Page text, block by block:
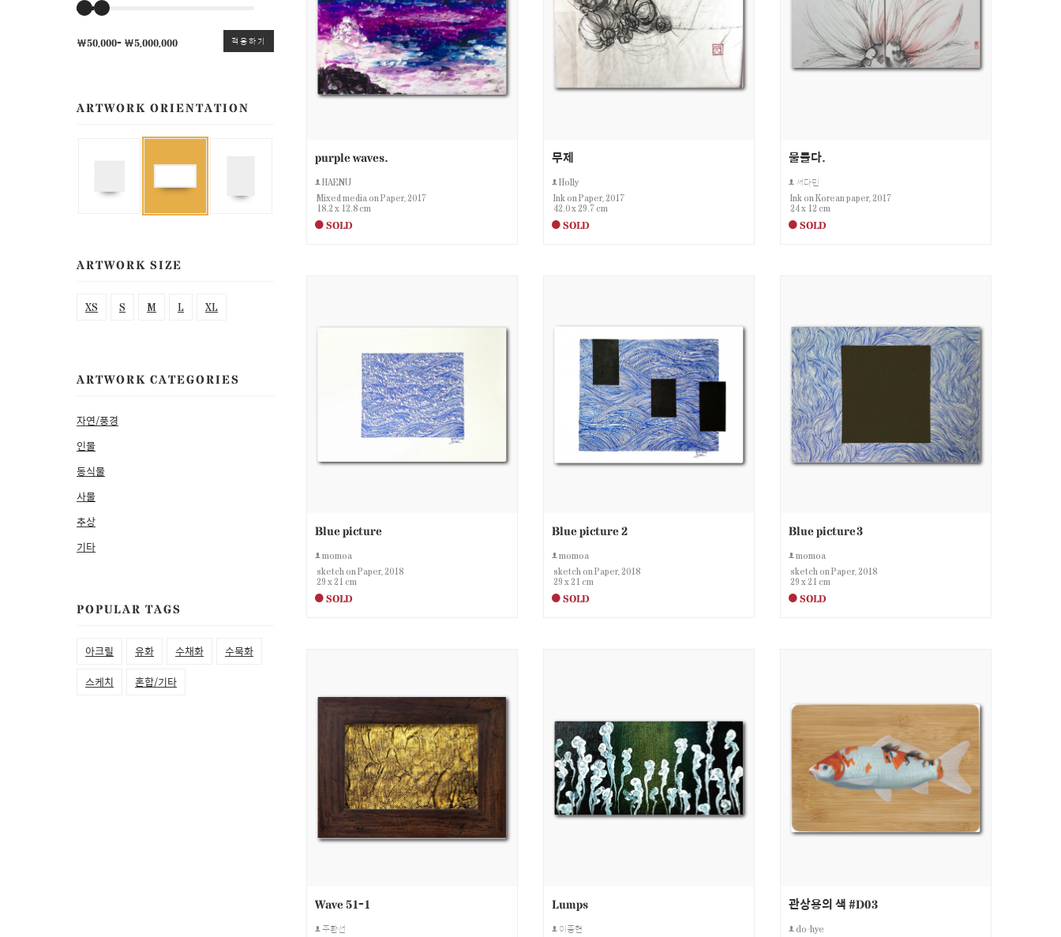
￦50,000-￦5,000,000 적용하기
ARTWORK ORIENTATION
ARTWORK SIZE
XS S M L XL
ARTWORK CATEGORIES
자연/풍경
인물
동식물
사물
추상
기타
POPULAR TAGS
아크릴 유화 수채화
수묵화
스케치
혼합/기타
purple waves.
HAENU
Mixed media on Paper, 2017
18.2 x 12.8 cm
SOLD
무제
Holly
Ink on Paper, 2017
42.0 x 29.7 cm
SOLD
물들다.
서다민
Ink on Korean paper, 2017
24 x 12 cm
SOLD
Blue picture
momoa
sketch on Paper, 2018
29 x 21 cm
SOLD
Blue picture 2
momoa
sketch on Paper, 2018
29 x 21 cm
SOLD
Blue picture3
momoa
sketch on Paper, 2018
29 x 21 cm
SOLD
Wave 51-1
주환선
Lumps
이종현
관상용의 색 #D03
do-hye